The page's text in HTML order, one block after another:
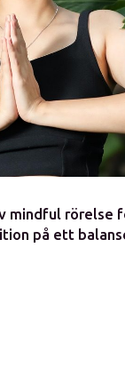
mindful rörelse
på ett